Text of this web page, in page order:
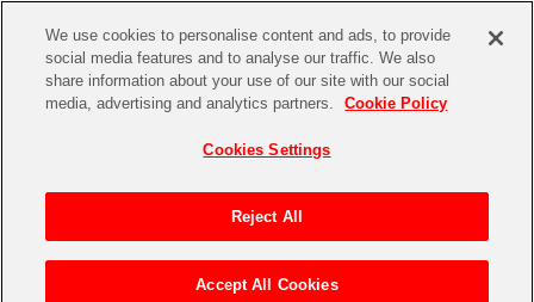
CHANNEL STORE EVENT
アイドルマスターシリーズ
アイドルマスター
イベントグッズ
トイ・ホビー
テイルズ オブ シリーズ > TOF2026 開催記念 公式折りたたみ傘(エ
We use cookies to personalise content and ads, to provide
social media features and to analyse our traffic. We also
share information about your use of our site with our social
media, advertising and analytics partners.
Cookie Policy
Cookies Settings
Reject All
Accept All Cookies